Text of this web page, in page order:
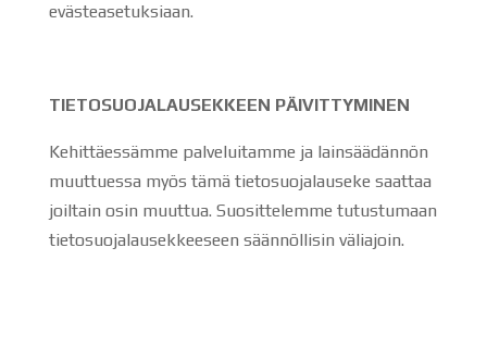
evästeasetuksiaan.
TIETOSUOJALAUSEKKEEN PÄIVITTYMINEN
Kehittäessämme palveluitamme ja lainsäädännön
muuttuessa myös tämä tietosuojalauseke saattaa
joiltain osin muuttua. Suosittelemme tutustumaan
tietosuojalausekkeeseen säännöllisin väliajoin.